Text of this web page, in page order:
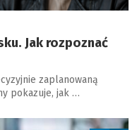
Jak rozpoznać
zaplanowaną
pokazuje, jak …